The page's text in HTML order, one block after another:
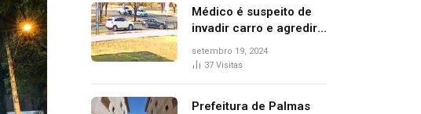
Médico é suspeito de
invadir carro e agredir
delegado aposentado
durante confusão no
setembro 19, 2024
37 Visitas
Prefeitura de Palmas